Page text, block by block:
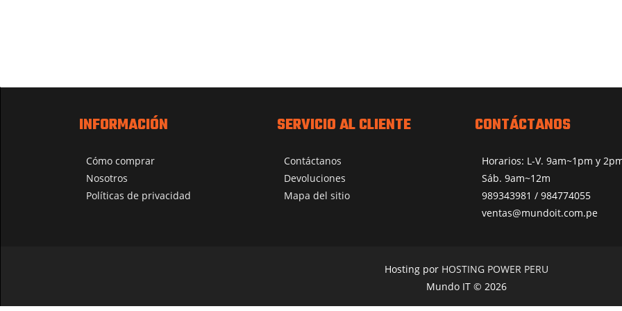
INFORMACIÓN
Cómo comprar
Nosotros
Políticas de privacidad
SERVICIO AL CLIENTE
Contáctanos
Devoluciones
Mapa del sitio
CONTÁCTANOS
Horarios: L-V. 9am~1pm y
Sáb. 9am~12m
989343981 / 984774055
ventas@mundoit.com.pe
Hosting por HOSTING POWER PERU
Mundo IT © 2026